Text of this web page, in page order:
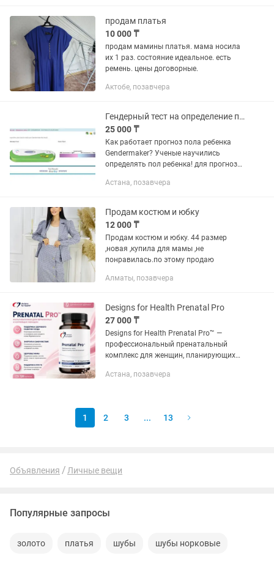
продам платья
10 000 ₸
продам мамины платья. мама носила
их 1 раз. состояние идеальное. есть
ремень. цены договорные.
Актобе, позавчера
Гендерный тест на определение пола.
25 000 ₸
Как работает прогноз пола ребенка
Gendermaker? Ученые научились
определять пол ребенка! для прогноза
представляет собой полоску с
Астана, позавчера
Продам костюм и юбку
12 000 ₸
Продам костюм и юбку. 44 размер
,новая ,купила для мамы ,не
понравилась.по этому продаю
Алматы, позавчера
Designs for Health Prenatal Pro
27 000 ₸
Designs for Health Prenatal Pro™ —
профессиональный пренатальный
комплекс для женщин, планирующих
мам. ✔️ Активные формы витаминов
Астана, позавчера
1 2 3 ... 13
Объявления Личные вещи
Популярные запросы
золото платья шубы шубы норковые